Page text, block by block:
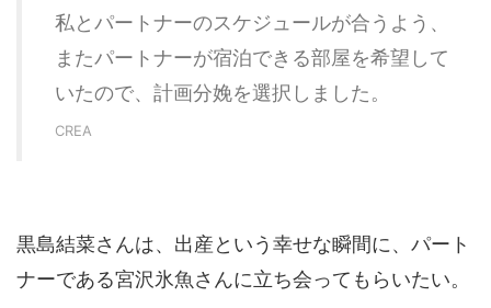
私とパートナーのスケジュールが合うよう、
またパートナーが宿泊できる部屋を希望して
いたので、計画分娩を選択しました。
CREA
黒島結菜さんは、出産という幸せな瞬間に、パート
ナーである宮沢氷魚さんに立ち会ってもらいたい。